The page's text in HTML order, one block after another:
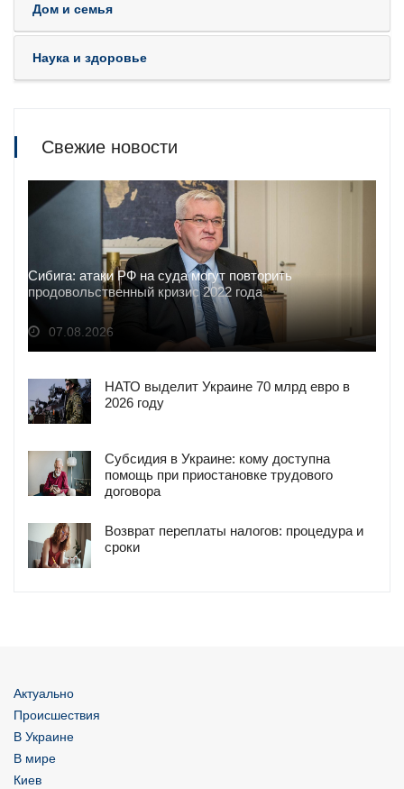
Дом и семья
Наука и здоровье
Свежие новости
Сибига: атаки РФ на суда могут повторить
продовольственный кризис 2022 года
07.08.2026
НАТО выделит Украине 70 млрд евро в
2026 году
Субсидия в Украине: кому доступна
помощь при приостановке трудового
договора
Возврат переплаты налогов: процедура и
сроки
Актуально
Происшествия
В Украине
В мире
Киев